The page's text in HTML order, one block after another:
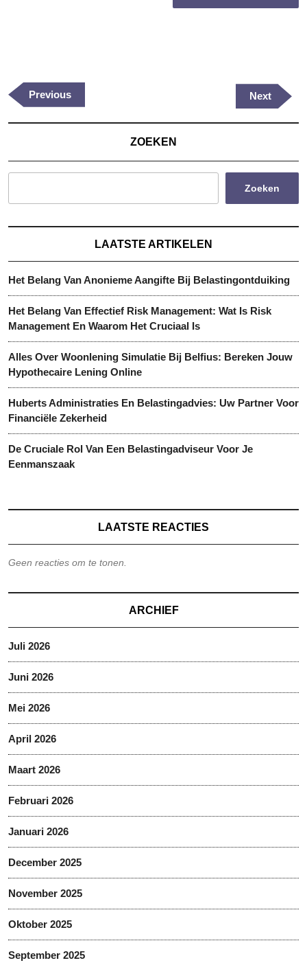
Previous
Post
Previous
Next
Post
Next
ZOEKEN
Zoeken
LAATSTE ARTIKELEN
Het Belang Van Anonieme Aangifte Bij Belastingontduiking
Het Belang Van Effectief Risk Management: Wat Is Risk
Management En Waarom Het Cruciaal Is
Alles Over Woonlening Simulatie Bij Belfius: Bereken Jouw
Hypothecaire Lening Online
Huberts Administraties En Belastingadvies: Uw Partner Voor
Financiële Zekerheid
De Cruciale Rol Van Een Belastingadviseur Voor Je
Eenmanszaak
LAATSTE REACTIES
Geen reacties om te tonen.
ARCHIEF
Juli 2026
Juni 2026
Mei 2026
April 2026
Maart 2026
Februari 2026
Januari 2026
December 2025
November 2025
Oktober 2025
September 2025